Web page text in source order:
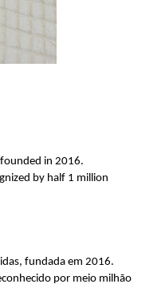
in 2016.
by half 1 million
fundada em 2016.
por meio milhão